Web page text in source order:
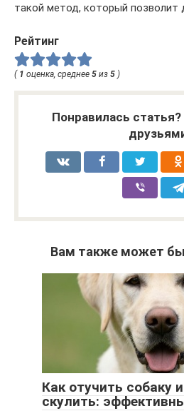
такой метод, который позволит
Рейтинг
( 1 оценка, среднее 5 из 5 )
Понравилась
Вам также может
Как отучить собаку
скулить: